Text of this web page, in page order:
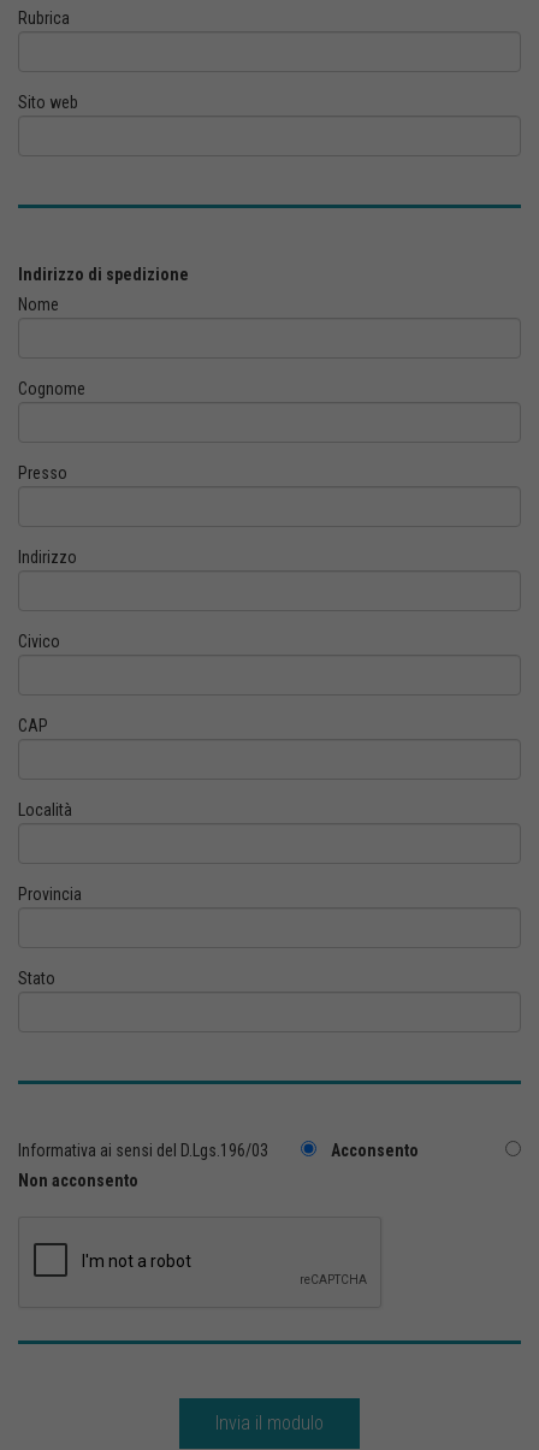
Rubrica
Sito web
Indirizzo di spedizione
Nome
Cognome
Presso
Indirizzo
Civico
CAP
Località
Provincia
Stato
Informativa ai sensi del D.Lgs.196/03
Acconsento
Non acconsento
Invia il modulo